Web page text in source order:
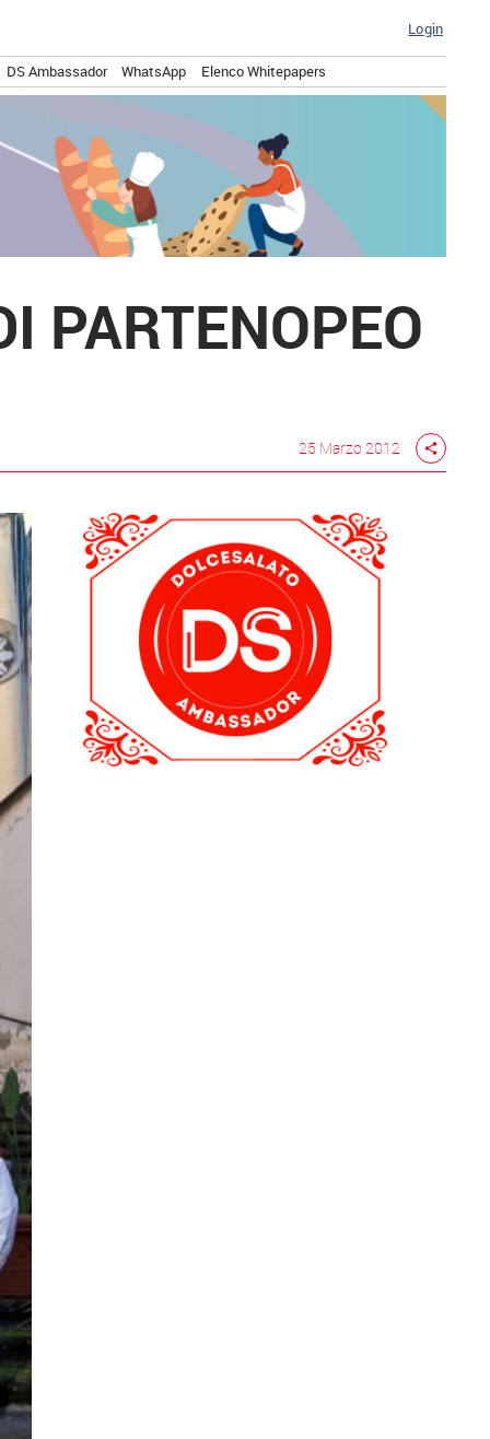
Login
DS Ambassador WhatsApp Elenco Whitepapers
PARTENOPEO
25 Marzo 2012 share